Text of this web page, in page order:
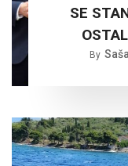
SE
By